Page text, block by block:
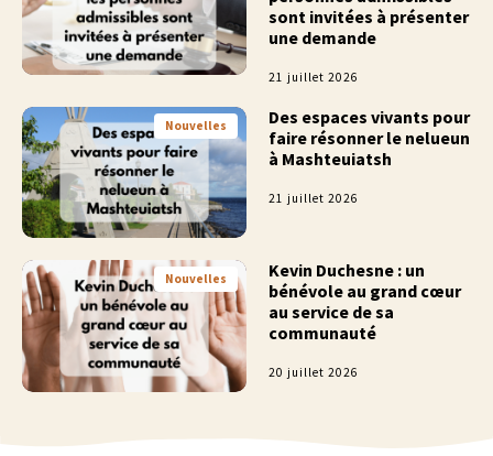
sont invitées à présenter
une demande
21 juillet 2026
Nouvelles
Des espaces vivants pour
faire résonner le nelueun
à Mashteuiatsh
21 juillet 2026
Nouvelles
Kevin Duchesne : un
bénévole au grand cœur
au service de sa
communauté
20 juillet 2026